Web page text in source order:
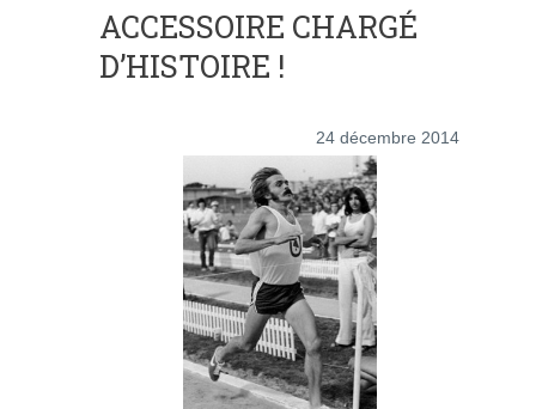
ACCESSOIRE CHARGÉ
D’HISTOIRE !
24 décembre 2014